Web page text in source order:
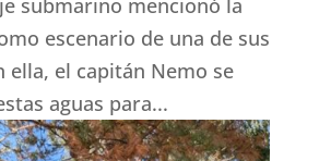
escenario de una de sus
ella, el capitán Nemo se
aguas para...